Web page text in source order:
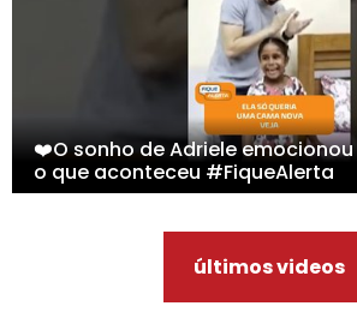
❤️O sonho de Adriele
o que aconteceu #FiqueAlerta
últimos videos